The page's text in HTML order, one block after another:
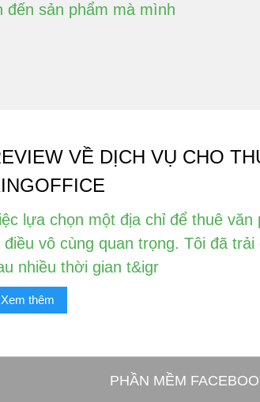
đến sản phẩm mà mình
VỀ DỊCH VỤ CHO
lựa chọn một địa chỉ để thuê
điều vô cùng quan trọng. Tôi đã
nhiều thời gian t&igr
Xem thêm
PHẦN MỀM